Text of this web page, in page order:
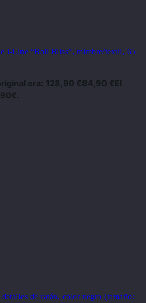
J-Line “Bali Bliss”, mimbre/textil, 65
era: 128,90 €84,90 €El
de ratán, color negro (tamaño: